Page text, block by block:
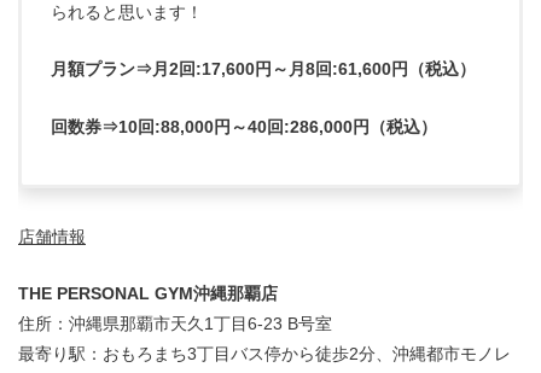
られると思います！
月額プラン⇒月2回:17,600円～月8回:61,600円（税込）
回数券⇒10回:88,000円～40回:286,000円（税込）
店舗情報
THE PERSONAL GYM沖縄那覇店
住所：沖縄県那覇市天久1丁目6-23 B号室
最寄り駅：おもろまち3丁目バス停から徒歩2分、沖縄都市モノレ